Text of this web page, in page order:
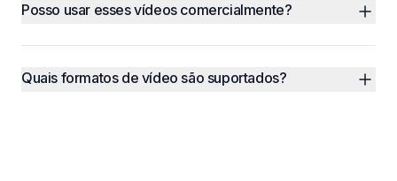
Posso usar esses vídeos comercialmente?
Quais formatos de vídeo são suportados?